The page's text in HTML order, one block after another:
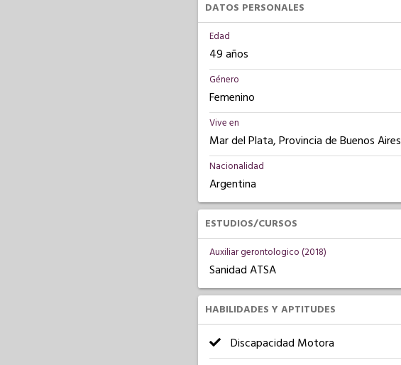
DATOS PERSONALES
Edad
49 años
Género
Femenino
Vive en
Mar del Plata, Provincia de Buenos Aires
Nacionalidad
Argentina
ESTUDIOS/CURSOS
Auxiliar gerontologico (2018)
Sanidad ATSA
HABILIDADES Y APTITUDES
Discapacidad Motora